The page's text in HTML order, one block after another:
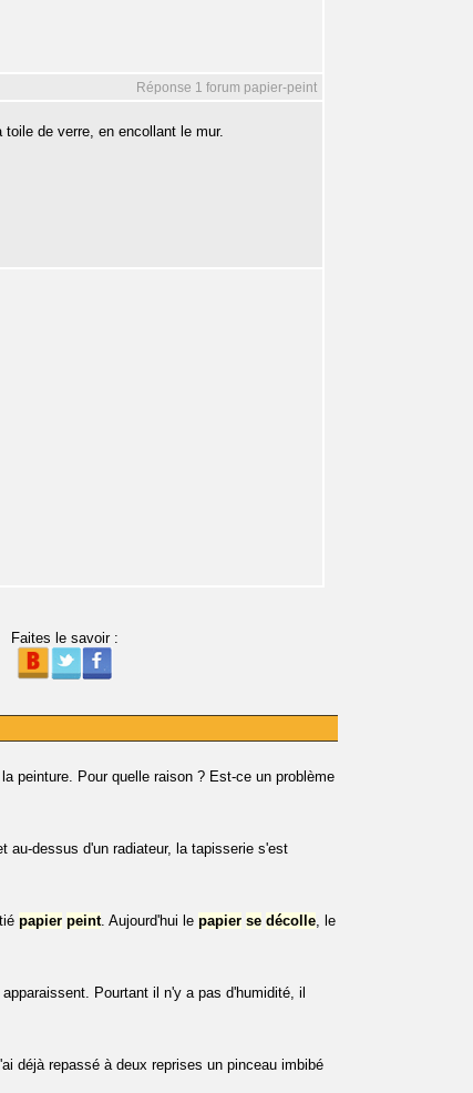
Réponse 1 forum papier-peint
de verre, en encollant le mur.
Faites le savoir :
la peinture. Pour quelle raison ? Est-ce un problème
au-dessus d'un radiateur, la tapisserie s'est
papier peint. Aujourd'hui le papier se décolle, le
Pourtant il n'y a pas d'humidité, il
déjà repassé à deux reprises un pinceau imbibé